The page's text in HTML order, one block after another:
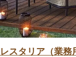
レスタリア（業